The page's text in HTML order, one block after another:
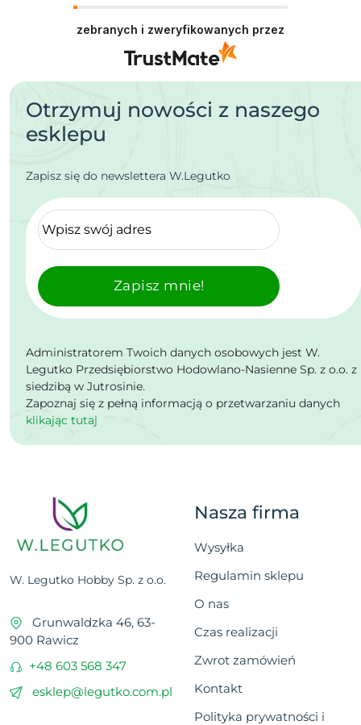
zebranych i zweryfikowanych przez
Otrzymuj nowości z naszego
esklepu
Zapisz się do newslettera W.Legutko
Zapisz mnie!
Administratorem Twoich danych osobowych jest W.
Legutko Przedsiębiorstwo Hodowlano-Nasienne Sp. z o.o. z
siedzibą w Jutrosinie.
Zapoznaj się z pełną informacją o przetwarzaniu danych
klikając tutaj
W. Legutko Hobby Sp. z o.o.
Grunwaldzka 46, 63-
900 Rawicz
+48 603 568 347
esklep@legutko.com.pl
Nasza firma
Wysyłka
Regulamin sklepu
O nas
Czas realizacji
Zwrot zamówień
Kontakt
Polityka prywatności i